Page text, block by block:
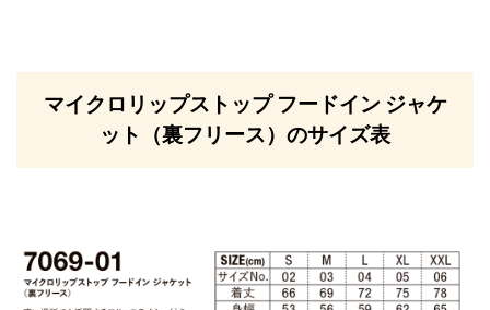
マイクロリップストップ フードイン ジャケ
ット（裏フリース）のサイズ表